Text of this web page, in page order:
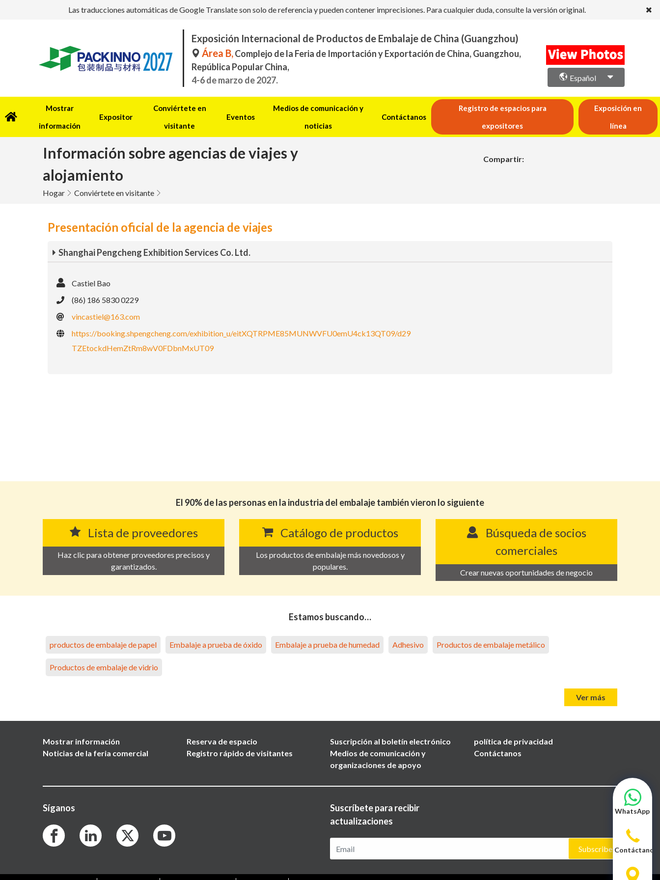
Las traducciones automáticas de Google Translate son solo de referencia y pueden contener imprecisiones. Para cualquier duda, consulte la versión original.
Exposición Internacional de Productos de Embalaje de China (Guangzhou)
Área B,Complejo de la Feria de Importación y Exportación de China, Guangzhou,
República Popular China,
4-6 de marzo de 2027.
Español
Mostrar
información
Expositor
Conviértete en
visitante
Eventos
Medios de comunicación y
noticias
Contáctanos
Registro de espacios para
expositores
Exposición en
línea
Información sobre agencias de viajes y
alojamiento
Hogar Conviértete en visitante
Compartir:
Presentación oficial de la agencia de viajes
Shanghai Pengcheng Exhibition Services Co. Ltd.
Castiel Bao
(86) 186 5830 0229
vincastiel@163.com
https://booking.shpengcheng.com/exhibition_u/eitXQTRPME85MUNWVFU0emU4ck13QT09/d29
TZEtockdHemZtRm8wV0FDbnMxUT09
El 90% de las personas en la industria del embalaje también vieron lo siguiente
Lista de proveedores
Haz clic para obtener proveedores precisos y
garantizados.
Catálogo de productos
Los productos de embalaje más novedosos y
populares.
Búsqueda de socios
comerciales
Crear nuevas oportunidades de negocio
Estamos buscando…
productos de embalaje de papel Embalaje a prueba de óxido Embalaje a prueba de humedad Adhesivo Productos de embalaje metálico
Productos de embalaje de vidrio
Ver más
Mostrar información
Noticias de la feria comercial
Reserva de espacio
Registro rápido de visitantes
Suscripción al boletín electrónico
Medios de comunicación y
organizaciones de apoyo
política de privacidad
Contáctanos
Síganos
Suscríbete para recibir
actualizaciones
Subscribe
WhatsApp
Contáctanos